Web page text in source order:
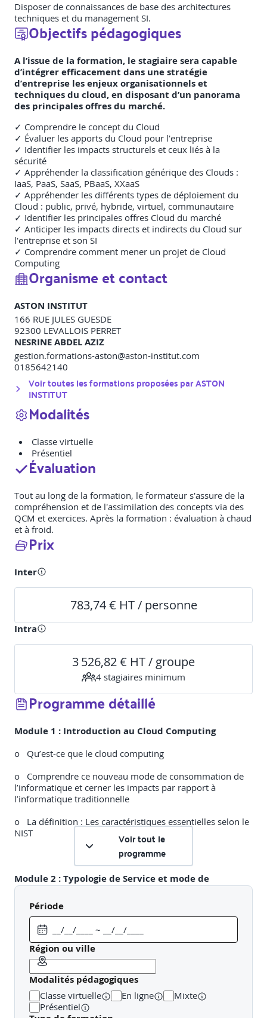
Disposer de connaissances de base des architectures
techniques et du management SI.
Objectifs pédagogiques
A l’issue de la formation, le stagiaire sera capable
d’intégrer efficacement dans une stratégie
d’entreprise les enjeux organisationnels et
techniques du cloud, en disposant d’un panorama
des principales offres du marché.
✓ Comprendre le concept du Cloud
✓ Évaluer les apports du Cloud pour l'entreprise
✓ Identifier les impacts structurels et ceux liés à la
sécurité
✓ Appréhender la classification générique des Clouds :
IaaS, PaaS, SaaS, PBaaS, XXaaS
✓ Appréhender les différents types de déploiement du
Cloud : public, privé, hybride, virtuel, communautaire
✓ Identifier les principales offres Cloud du marché
✓ Anticiper les impacts directs et indirects du Cloud sur
l'entreprise et son SI
✓ Comprendre comment mener un projet de Cloud
Computing
Organisme et contact
ASTON INSTITUT
166 RUE JULES GUESDE
92300 LEVALLOIS PERRET
NESRINE ABDEL AZIZ
gestion.formations-aston@aston-institut.com
0185642140
Voir toutes les formations proposées parASTON
INSTITUT
Modalités
Classe virtuelle
Présentiel
Évaluation
Tout au long de la formation, le formateur s'assure de la
compréhension et de l'assimilation des concepts via des
QCM et exercices. Après la formation : évaluation à chaud
et à froid.
Prix
Inter
783,74 € HT / personne
Intra
3 526,82 € HT / groupe
4 stagiaires minimum
Programme détaillé
Module 1 : Introduction au Cloud Computing
o Qu’est-ce que le cloud computing
o Comprendre ce nouveau mode de consommation de
l’informatique et cerner les impacts par rapport à
l’informatique traditionnelle
o La définition : Les caractéristiques essentielles selon le
NIST
Module 2 :Typologie de Service et mode de
déploiement
o IaaS/PaaS/SaaS, quelles applications ?
o Les déclinaisons du « aaS »
o Le mode de déploiement du Cloud :
Privé/Public/Hybride
Module 3 : Quelle(s) réalité(s)?
Voir tout le
programme
Période
Région ou ville
Modalités pédagogiques
Classe virtuelle En ligne
Mixte
Présentiel